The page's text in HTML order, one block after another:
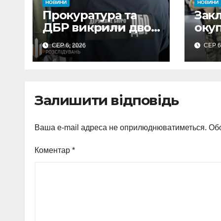
НОВИНИ
Прокуратура та
ДБР викрили двох
посадовців ДПС
Сумщини на
вимаганні
СЕР 6, 2026
НОВИНИ
таСЕР
Залишити відповідь
Ваша e-mail адреса не оприлюднюватиметься.
Коментар *